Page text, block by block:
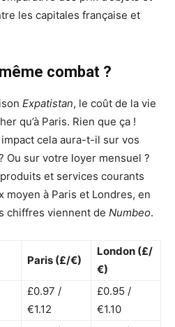
les capitales française et
combat ?
Expatistan, le coût de la vie
qu’à Paris. Rien que ça !
cela aura-t-il sur vos
Ou sur votre loyer mensuel ?
et services courants
moyen à Paris et Londres, en
chiffres viennent de Numbeo.
Paris (£/€)
London (£/
€)
£0.97 /
€1.12
£0.95 /
€1.10